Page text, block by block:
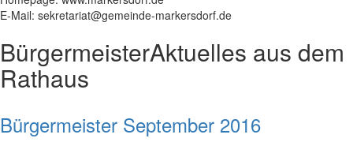
E-Mail: sekretariat@gemeinde-markersdorf.de
BürgermeisterAktuelles aus dem
Rathaus
Bürgermeister September 2016